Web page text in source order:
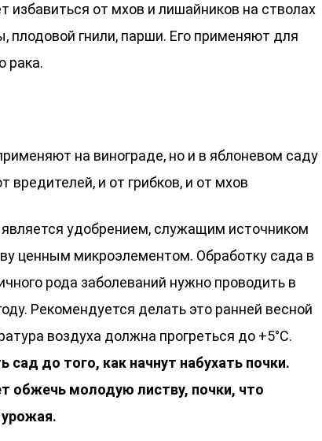
избавиться от мхов и лишайников на стволах
плодовой гнили, парши. Его применяют для
рака.
на винограде, но и в яблоневом саду
и от грибков, и от мхов
удобрением, служащим источником
ценным микроэлементом. Обработку сада в
рода заболеваний нужно проводить в
Рекомендуется делать это ранней весной
воздуха должна прогреться до +5°С.
сад до того, как начнут набухать почки.
обжечь молодую листву, почки, что
урожая.